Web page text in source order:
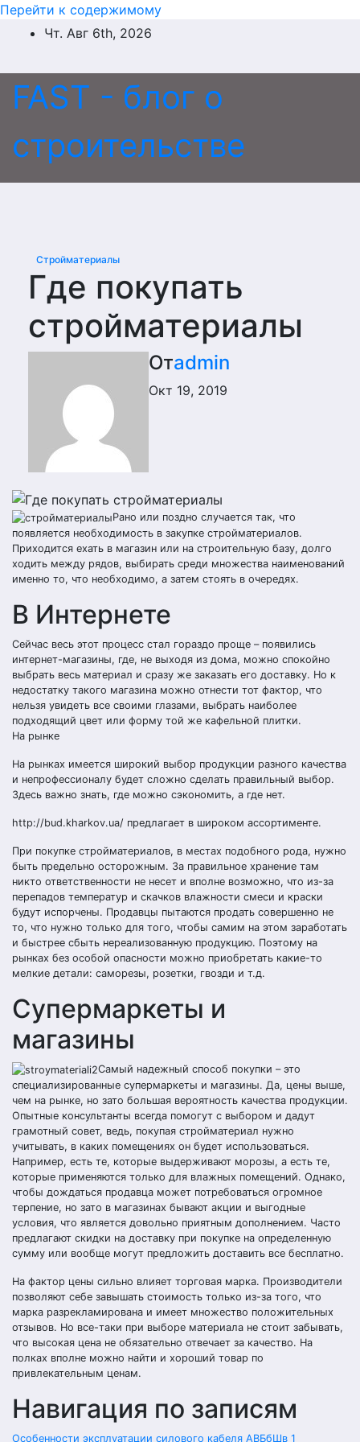
Перейти к содержимому
Чт. Авг 6th, 2026
FAST - блог о
строительстве
Стройматериалы
Где покупать
стройматериалы
Отadmin
Окт 19, 2019
Рано или поздно случается так, что
появляется необходимость в закупке стройматериалов.
Приходится ехать в магазин или на строительную базу, долго
ходить между рядов, выбирать среди множества наименований
именно то, что необходимо, а затем стоять в очередях.
В Интернете
Сейчас весь этот процесс стал гораздо проще – появились
интернет-магазины, где, не выходя из дома, можно спокойно
выбрать весь материал и сразу же заказать его доставку. Но к
недостатку такого магазина можно отнести тот фактор, что
нельзя увидеть все своими глазами, выбрать наиболее
подходящий цвет или форму той же кафельной плитки.
На рынке
На рынках имеется широкий выбор продукции разного качества
и непрофессионалу будет сложно сделать правильный выбор.
Здесь важно знать, где можно сэкономить, а где нет.
http://bud.kharkov.ua/ предлагает в широком ассортименте.
При покупке стройматериалов, в местах подобного рода, нужно
быть предельно осторожным. За правильное хранение там
никто ответственности не несет и вполне возможно, что из-за
перепадов температур и скачков влажности смеси и краски
будут испорчены. Продавцы пытаются продать совершенно не
то, что нужно только для того, чтобы самим на этом заработать
и быстрее сбыть нереализованную продукцию. Поэтому на
рынках без особой опасности можно приобретать какие-то
мелкие детали: саморезы, розетки, гвозди и т.д.
Супермаркеты и
магазины
Самый надежный способ покупки – это
специализированные супермаркеты и магазины. Да, цены выше,
чем на рынке, но зато большая вероятность качества продукции.
Опытные консультанты всегда помогут с выбором и дадут
грамотный совет, ведь, покупая стройматериал нужно
учитывать, в каких помещениях он будет использоваться.
Например, есть те, которые выдерживают морозы, а есть те,
которые применяются только для влажных помещений. Однако,
чтобы дождаться продавца может потребоваться огромное
терпение, но зато в магазинах бывают акции и выгодные
условия, что является довольно приятным дополнением. Часто
предлагают скидки на доставку при покупке на определенную
сумму или вообще могут предложить доставить все бесплатно.
На фактор цены сильно влияет торговая марка. Производители
позволяют себе завышать стоимость только из-за того, что
марка разрекламирована и имеет множество положительных
отзывов. Но все-таки при выборе материала не стоит забывать,
что высокая цена не обязательно отвечает за качество. На
полках вполне можно найти и хороший товар по
привлекательным ценам.
Навигация по записям
Особенности эксплуатации силового кабеля АВБбШв 1